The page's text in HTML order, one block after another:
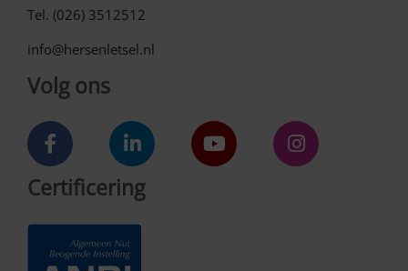
Tel. (026) 3512512
info@hersenletsel.nl
Volg ons
Certificering